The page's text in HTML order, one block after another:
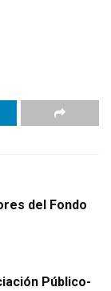
del Fondo
Público-